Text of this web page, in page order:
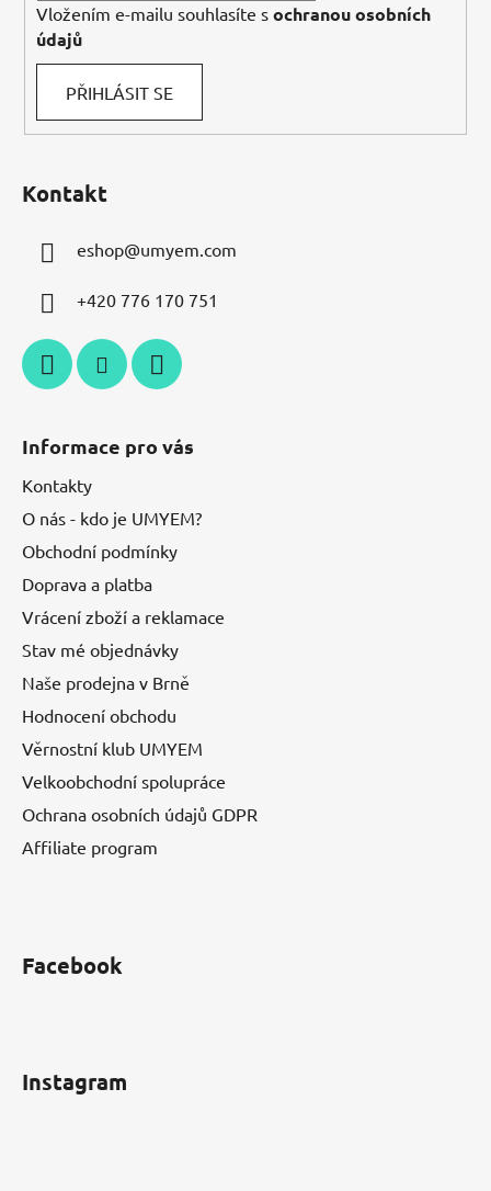
Vložením e-mailu souhlasíte s ochranou osobních
údajů
PŘIHLÁSIT SE
Kontakt
eshop@umyem.com
+420 776 170 751
Informace pro vás
Kontakty
O nás - kdo je UMYEM?
Obchodní podmínky
Doprava a platba
Vrácení zboží a reklamace
Stav mé objednávky
Naše prodejna v Brně
Hodnocení obchodu
Věrnostní klub UMYEM
Velkoobchodní spolupráce
Ochrana osobních údajů GDPR
Affiliate program
Facebook
Instagram